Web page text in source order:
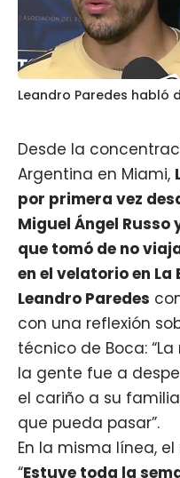
Leandro Paredes habló
Desde la
Argentina en Miami,
por primera vez
Miguel Ángel Russo
que tomó de no
en el velatorio en La
Leandro Paredes
con una reflexión
técnico de Boca:
la gente fue a
el cariño a su
que pueda pasar”.
En la misma línea, el
“Estuve toda la